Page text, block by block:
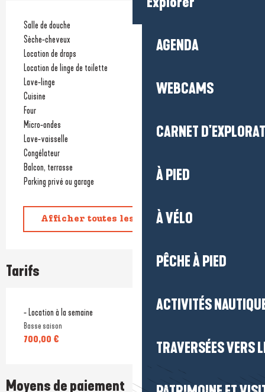
AGENDA
WEBCAMS
CARNET
À PIED
À VÉLO
PÊCHE À PIED
ACTIVITÉS
TRAVERSÉES VERS
Salle de douche
Sèche-cheveux
Location de draps
Location de linge de toilette
Lave-linge
Cuisine
Four
Micro-ondes
Lave-vaisselle
Congélateur
Balcon, terrasse
Parking privé ou garage
Afficher toutes les prestations
Tarifs
- Location à la semaine
Basse saison
700,00 €
Moyens de paiement